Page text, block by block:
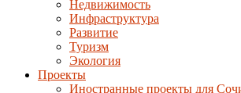
Недвижимость
Инфраструктура
Развитие
Туризм
Экология
Проекты
Иностранные проекты для